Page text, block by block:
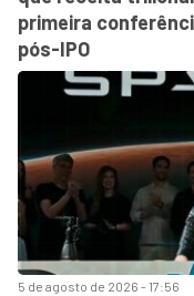
5 de agosto de 2026 - 17:56
primeira
pós-IPO